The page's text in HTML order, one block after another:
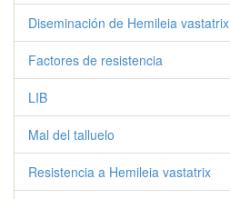
Diseminación de Hemileia vastatrix
Factores de resistencia
LIB
Mal del talluelo
Resistencia a Hemileia vastatrix